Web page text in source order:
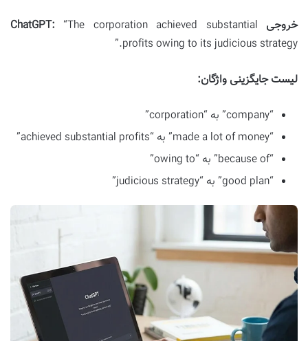
خروجی ChatGPT: “The corporation achieved substantial
profits owing to its judicious strategy.”
لیست جایگزینی واژگان:
“company” به “corporation”
“made a lot of money” به “achieved substantial profits”
“because of” به “owing to”
“good plan” به “judicious strategy”